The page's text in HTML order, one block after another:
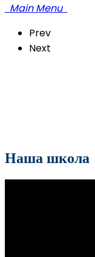
Main Menu
Prev
Next
Наша школа